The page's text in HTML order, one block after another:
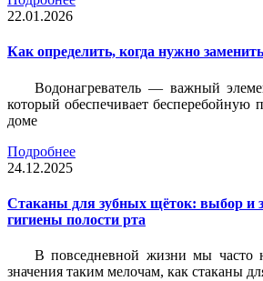
22.01.2026
Как определить, когда нужно
Водонагреватель — важный
который обеспечивает бесперебойную
доме
Подробнее
24.12.2025
Стаканы для зубных щёток: выбор и
гигиены полости рта
В повседневной жизни мы часто
значения таким мелочам, как стаканы